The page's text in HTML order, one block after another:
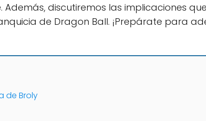
discutiremos las implicaciones
de Dragon Ball. ¡Prepárate para
de Broly